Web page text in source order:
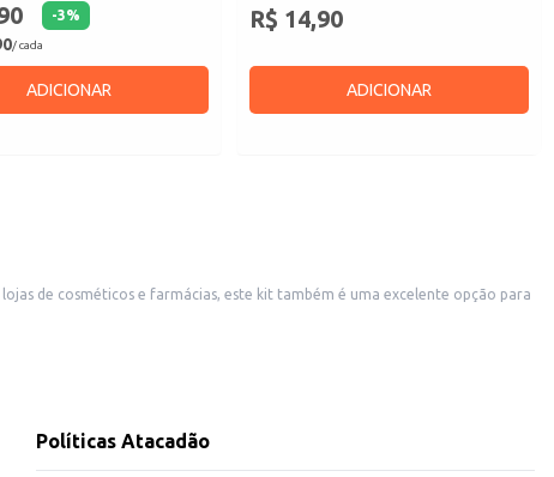
-3%
/ cada
ADICIONAR
R$ 14,90
ADICIONAR
Políticas Atacadão